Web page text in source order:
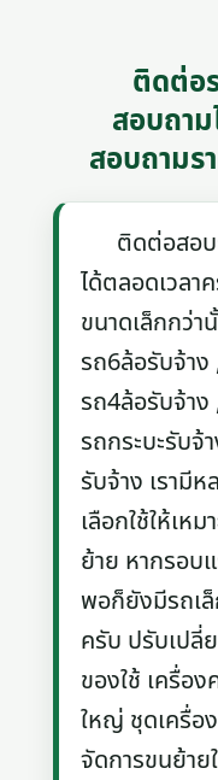
ติดต่อ
สอบถาม
สอบถามร
ติดต่อสอบ
ได้ตลอดเวลา
ขนาดเล็กกว่า
รถ6ล้อรับจ้า
รถ4ล้อรับจ้า
รถกระบะรับจ้
รับจ้าง เรามี
เลือกใช้ให้เห
ย้าย หากรอบ
พอก็ยังมีรถเ
ครับ ปรับเปลี่
ของใช้ เครื่อ
ใหญ่ ชุดเครื่อ
จัดการขนย้า